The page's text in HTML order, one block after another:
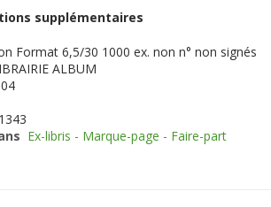
supplémentaires
Format 6,5/30 1000 ex. non n° non signés
ALBUM
1343
Ex-libris - Marque-page - Faire-part